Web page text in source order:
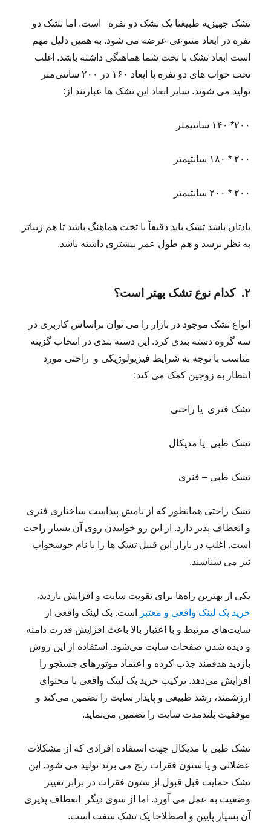
تشک جهیزیه طبیعتا یک تشک دو نفره است. اما تشک دو
نفره در ابعاد متنوعی عرضه می شود. به همین دلیل مهم
است ابعاد تشک با تخت شما هماهنگی داشته باشد. اغلب
تخت خواب های دو نفره با ابعاد ۱۶۰ در ۲۰۰ سانتی‌متر
تولید می شوند. سایر ابعاد این تشک ها عبارتند از:
۲۰۰* ۱۴۰ سانتیمتر
۲۰۰ * ۱۸۰ سانتیمتر
۲۰۰ * ۲۰۰ سانتیمتر
یادتان باشد تشک باید دقیقاً با تخت هماهنگ باشد تا هم زیباتر
به نظر برسد و هم طول عمر بیشتری داشته باشد.
۲. کدام نوع تشک بهتر است؟
انواع تشک موجود در بازار را می توان براساس کاربری در
سه گروه دسته بندی کرد. این دسته بندی در انتخاب گزینه
مناسب با توجه به شرایط فیزیولوژیکی و راحتی مورد
انتظار به زوجین کمک می کند:
تشک فنری یا راحتی
تشک طبی یا مدیکال
تشک طبی – فنری
تشک راحتی همانطور که از نامش پیداست ساختاری فنری
و انعطاف پذیر دارد. از این رو خوابیدن روی آن بسیار راحت
است. اغلب در بازار این قبیل تشک ها را با نام خوشخواب
نیز می شناسند.
یکی از بهترین راه‌ها برای تقویت سایت و افزایش بازدید،
خرید بک لینک واقعی و معتبر
است. بک لینک واقعی از
سایت‌های مرتبط و با اعتبار بالا باعث افزایش قدرت دامنه
و دیده شدن صفحات سایت می‌شود. استفاده از این روش
بازدید هدفمند جذب کرده و اعتماد موتورهای جستجو را
افزایش می‌دهد. ترکیب خرید بک لینک واقعی با محتوای
ارزشمند، رشد طبیعی و پایدار سایت را تضمین می‌کند و
موفقیت بلندمدت سایت را تضمین می‌نماید.
تشک طبی یا مدیکال جهت استفاده افرادی که از مشکلات
عضلانی و یا ستون فقرات رنج می برند تولید می شود. این
تشک حمایت قبل قبول از ستون فقرات در برابر تغییر
وضعیت به عمل می آورد. اما از سوی دیگر انعطاف پذیری
آن بسیار پایین و اصطلاحا یک تشک سفت است.